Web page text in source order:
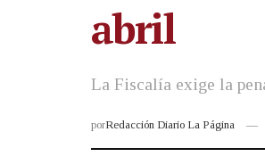
abril
La Fiscalía exige la
porRedacción Diario La Página